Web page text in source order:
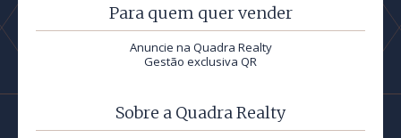
Para quem quer vender
Anuncie na Quadra Realty
Gestão exclusiva QR
Sobre a Quadra Realty